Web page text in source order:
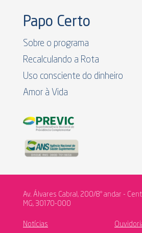
Papo Certo
Sobre o programa
Recalculando a Rota
Uso consciente do dinheiro
Amor à Vida
Av. Álvares Cabral, 200/8º andar -
MG, 30170-000
Notícias